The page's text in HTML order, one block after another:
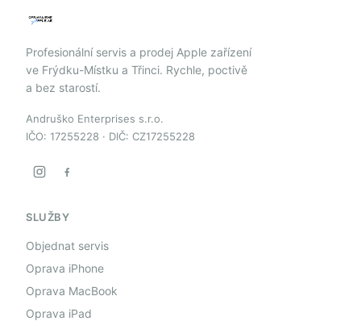
Profesionální servis a prodej Apple zařízení
ve Frýdku-Místku a Třinci. Rychle, poctivě
a bez starostí.
Andruško Enterprises s.r.o.
IČO: 17255228 · DIČ: CZ17255228
SLUŽBY
Objednat servis
Oprava iPhone
Oprava MacBook
Oprava iPad